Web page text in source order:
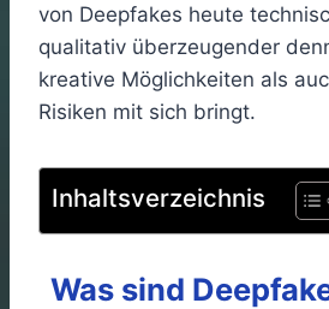
von Deepfakes heute
qualitativ überzeugender
kreative Möglichkeiten als
Risiken mit sich bringt.
Inhaltsverzeichnis
Was sind